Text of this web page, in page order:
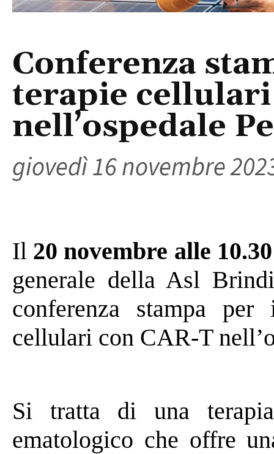
Conferenza
terapie cellulari
nell’ospedale
giovedì 16 novembre
Il 20 novembre alle 10.30
generale della Asl
conferenza stampa
cellulari con CAR-T
Si tratta di una
ematologico che offre